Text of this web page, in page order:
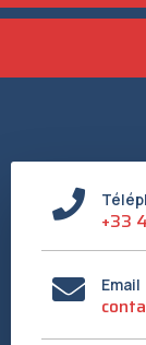
+33
Email